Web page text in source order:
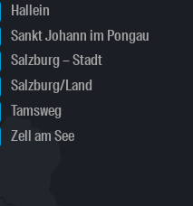
Hallein
Sankt Johann im Pongau
Salzburg – Stadt
Salzburg/Land
Tamsweg
Zell am See